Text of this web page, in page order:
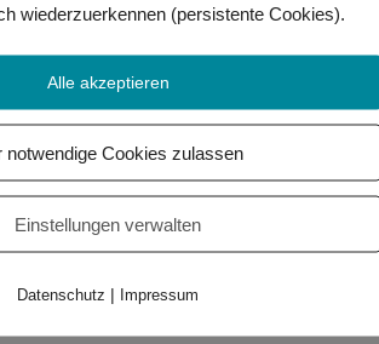
Kosten für Getreide, Milch und
bekommen ab 1. Oktober
wiederzuerkennen (persistente Cookies).
Alle akzeptieren
notwendige Cookies zulassen
Einstellungen verwalten
Datenschutz | Impressum